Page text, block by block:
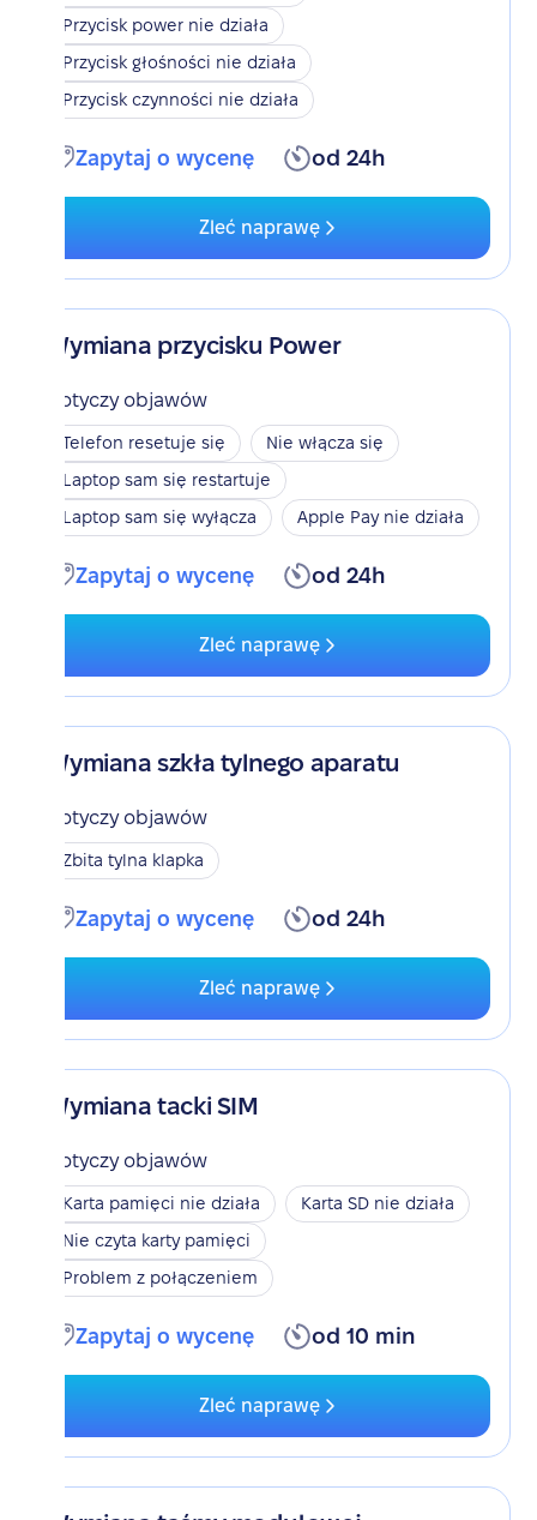
Przycisk power nie działa
Przycisk głośności nie działa
Przycisk czynności nie działa
Zapytaj o wycenę od 24h
Zleć naprawę
Wymiana przycisku Power
Dotyczy objawów
Telefon resetuje się
Nie włącza się
Laptop sam się restartuje
Laptop sam się wyłącza
Apple Pay nie działa
Zapytaj o wycenę od 24h
Zleć naprawę
Wymiana szkła tylnego aparatu
Dotyczy objawów
Zbita tylna klapka
Zapytaj o wycenę od 24h
Zleć naprawę
Wymiana tacki SIM
Dotyczy objawów
Karta pamięci nie działa
Karta SD nie działa
Nie czyta karty pamięci
Problem z połączeniem
Zapytaj o wycenę od 10 min
Zleć naprawę